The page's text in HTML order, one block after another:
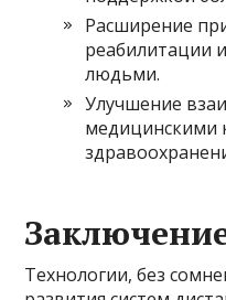
Расширение
реабилитации
людьми.
Улучшение
медицинскими
Технологии, без